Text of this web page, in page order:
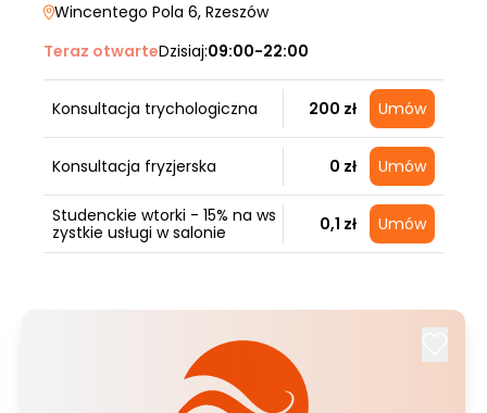
Wincentego Pola 6, Rzeszów
Teraz otwarteDzisiaj:09:00-22:00
Konsultacja trychologiczna 200 zł Umów
Konsultacja fryzjerska 0 zł Umów
Studenckie wtorki - 15% na ws
zystkie usługi w salonie
0,1 zł Umów